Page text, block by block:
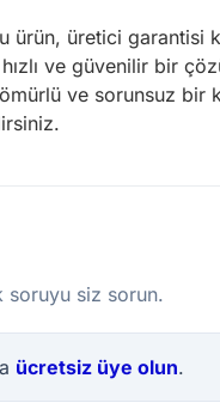
ürün, üretici garantisi
ve güvenilir bir
ve sorunsuz bir
soruyu siz sorun.
ücretsiz üye olun.